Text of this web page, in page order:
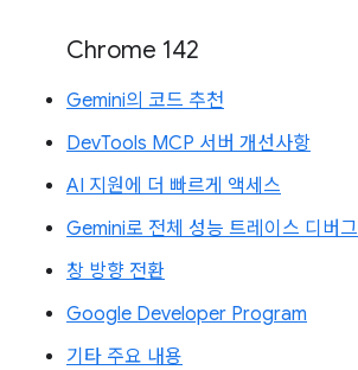
Chrome 142
Gemini의 코드 추천
DevTools MCP 서버 개선사항
AI 지원에 더 빠르게 액세스
Gemini로 전체 성능 트레이스 디버그
창 방향 전환
Google Developer Program
기타 주요 내용